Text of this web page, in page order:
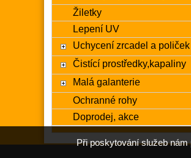
Žiletky
Lepení UV
Uchycení zrcadel a poliček
Čistící prostředky,kapaliny
Malá galanterie
Ochranné rohy
Doprodej, akce
Při poskytování služeb